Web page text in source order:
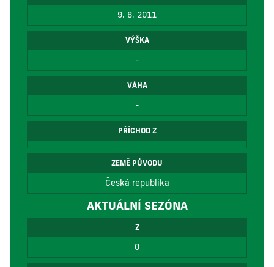
9. 8. 2011
VÝŠKA
-
VÁHA
-
PŘÍCHOD Z
ZEMĚ PŮVODU
Česká republika
AKTUÁLNÍ SEZÓNA
Z
0